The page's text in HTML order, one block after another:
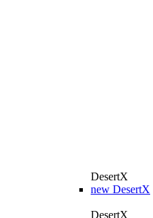
DesertX
new DesertX
DesertX